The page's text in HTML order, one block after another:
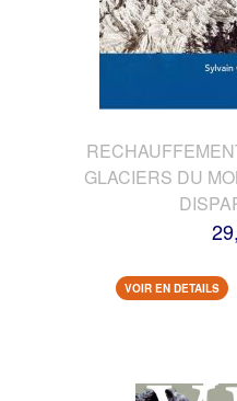
GLACIERS DU
VOIR EN DETAILS